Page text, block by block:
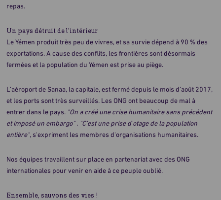
repas.
Un pays détruit de l'intérieur
Le Yémen produit très peu de vivres, et sa survie dépend à 90 % des
exportations. A cause des conflits, les frontières sont désormais
fermées et la population du Yémen est prise au piège.
L’aéroport de Sanaa, la capitale, est fermé depuis le mois d’août 2017,
et les ports sont très surveillés. Les ONG ont beaucoup de mal à
entrer dans le pays. "On a créé une crise humanitaire sans précédent
et imposé un embargo" . "C’est une prise d'otage de la population
entière", s'expriment les membres d'organisations humanitaires.
Nos équipes travaillent sur place en partenariat avec des ONG
internationales pour venir en aide à ce peuple oublié.
Ensemble, sauvons des vies !